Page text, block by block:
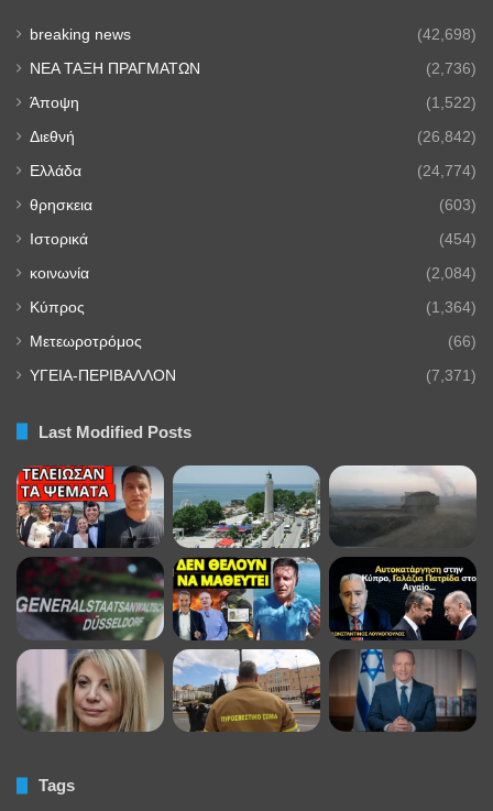
breaking news (42,698)
NEA TAΞΗ ΠΡΑΓΜΑΤΩΝ (2,736)
Άποψη (1,522)
Διεθνή (26,842)
Ελλάδα (24,774)
θρησκεια (603)
Ιστορικά (454)
κοινωνία (2,084)
Κύπρος (1,364)
Μετεωροτρόμος (66)
ΥΓΕΙΑ-ΠΕΡΙΒΑΛΛΟΝ (7,371)
Last Modified Posts
Tags